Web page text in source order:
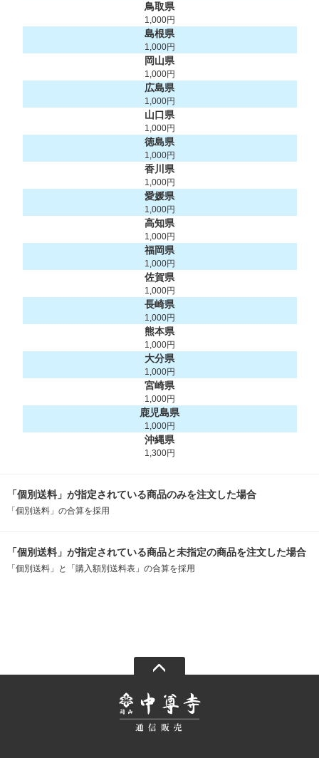
鳥取県
1,000円
島根県
1,000円
岡山県
1,000円
広島県
1,000円
山口県
1,000円
徳島県
1,000円
香川県
1,000円
愛媛県
1,000円
高知県
1,000円
福岡県
1,000円
佐賀県
1,000円
長崎県
1,000円
熊本県
1,000円
大分県
1,000円
宮崎県
1,000円
鹿児島県
1,000円
沖縄県
1,300円
「個別送料」が指定されている商品のみを注文した場合
「個別送料」の合算を採用
「個別送料」が指定されている商品と未指定の商品を注文した場合
「個別送料」と「購入額別送料表」の合算を採用